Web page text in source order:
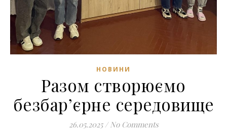
НОВИНИ
Разом створюємо
безбарʼєрне середовище
26.05.2025 / No Comments